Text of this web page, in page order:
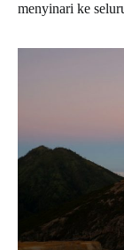
menyinari ke